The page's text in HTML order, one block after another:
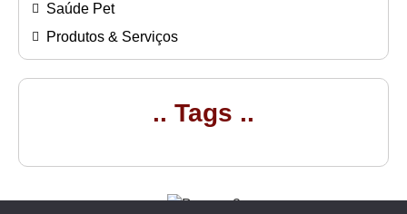
Saúde Pet
Produtos & Serviços
.. Tags ..